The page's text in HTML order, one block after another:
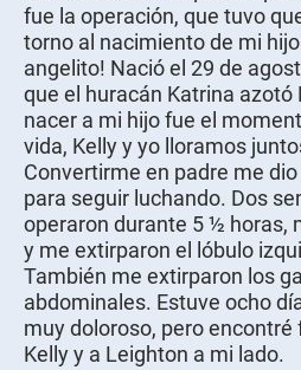
fue la operación, que tuvo
torno al nacimiento de mi
angelito! Nació el 29 de
que el huracán Katrina azotó
nacer a mi hijo fue el
vida, Kelly y yo lloramos
Convertirme en padre me
para seguir luchando. Dos
operaron durante 5 ½ horas,
y me extirparon el lóbulo
También me extirparon los
abdominales. Estuve ocho
muy doloroso, pero
Kelly y a Leighton a mi lado.